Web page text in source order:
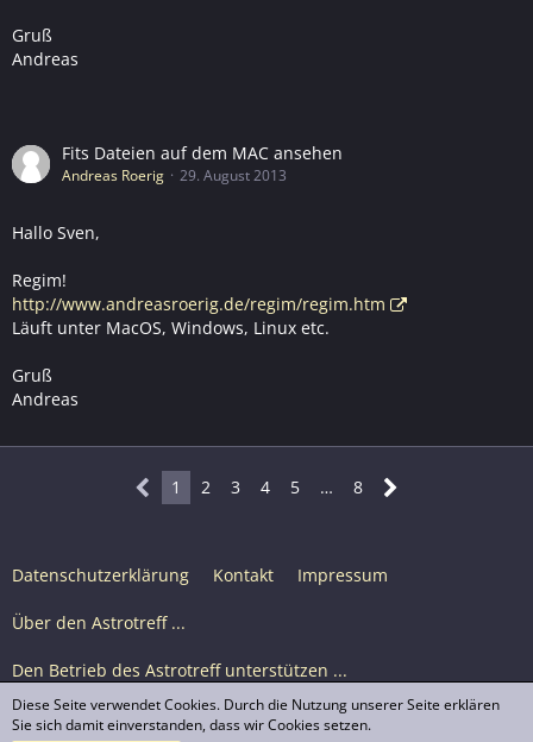
Gruß
Andreas
Fits Dateien auf dem MAC ansehen
Andreas Roerig 29. August 2013
Hallo Sven,
Regim!
http://www.andreasroerig.de/regim/regim.htm
Läuft unter MacOS, Windows, Linux etc.
Gruß
Andreas
1 2 3 4 5 … 8
Datenschutzerklärung Kontakt Impressum
Über den Astrotreff ...
Den Betrieb des Astrotreff unterstützen ...
Nutzungsbedingungen
Diese Seite verwendet Cookies. Durch die Nutzung unserer Seite erklären
Sie sich damit einverstanden, dass wir Cookies setzen.